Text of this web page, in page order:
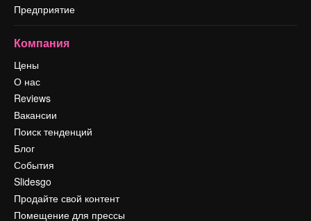
Предприятие
Компания
Цены
О нас
Reviews
Вакансии
Поиск тенденций
Блог
События
Slidesgo
Продайте свой контент
Помещение для прессы